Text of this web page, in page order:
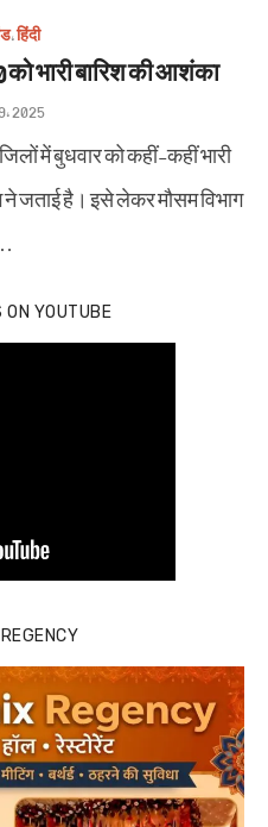
,हिंदी
भारी बारिश की आशंका
2025
में बुधवार को कहीं-कहीं भारी
जताई है। इसे लेकर मौसम विभाग
ON YOUTUBE